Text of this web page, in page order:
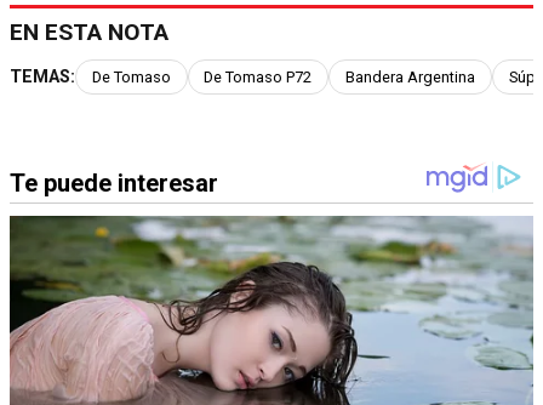
EN ESTA NOTA
TEMAS: De Tomaso De Tomaso P72 Bandera Argentina